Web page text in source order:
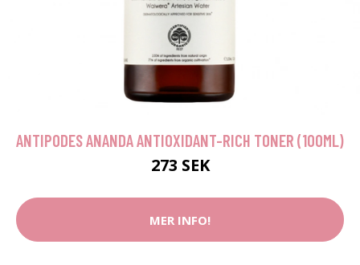
ANTIPODES ANANDA ANTIOXIDANT-RICH TONER (100ML)
273 SEK
MER INFO!